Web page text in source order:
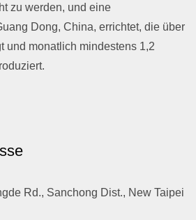
zu werden, und eine
Dong, China, errichtet, die über
und monatlich mindestens 1,2
Rd., Sanchong Dist., New Taipei